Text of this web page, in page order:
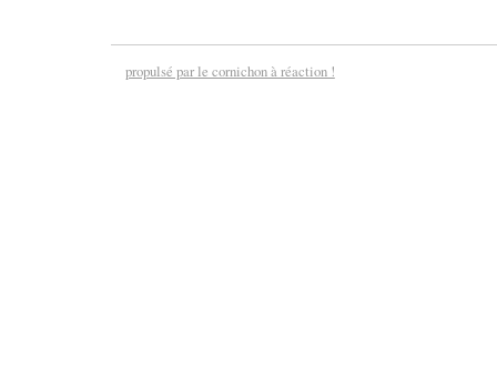
propulsé par le cornichon à réaction !